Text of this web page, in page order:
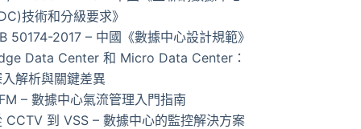
技術和分級要求》
50174-2017 – 中國《數據中心設計規範》
Data Center 和 Micro Data Center：
解析與關鍵差異
– 數據中心氣流管理入門指南
CCTV 到 VSS – 數據中心的監控解決方案